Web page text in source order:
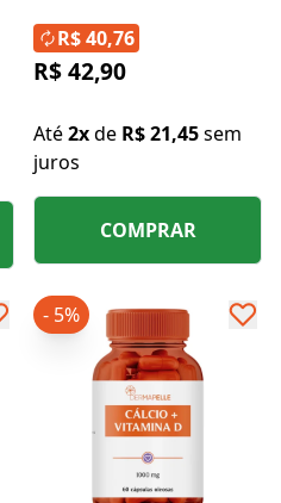
R$ 42,90
Até2xde R$ 21,45sem
juros
R$ 40,76
COMPRAR
- 5%